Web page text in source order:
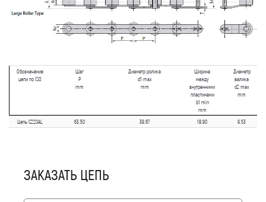
Обозначение
цепи по ISO
Шаг
P
mm
Диаметр ролика
d1 max
mm
Ширина
между
внутренними
пластинами
b1 min
mm
Диаметр
валика
d2 max
mm
Цепь C220AL 63.50 39.67 18.90 9.53
ЗАКАЗАТЬ ЦЕПЬ